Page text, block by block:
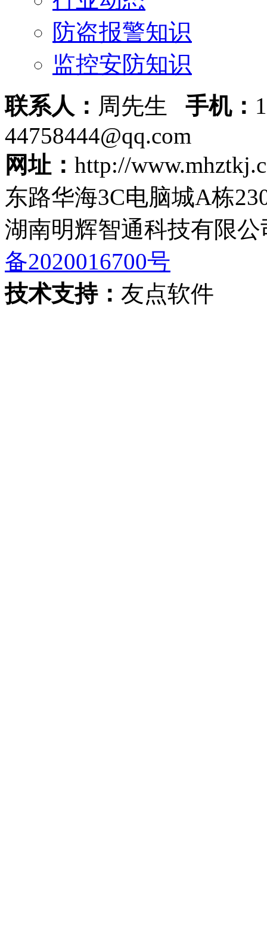
防盗报警知识
监控安防知识
联系人： 周先生 手机：
44758444@qq.com
网址： http://
东路华海3C电脑城A栋
湖南明辉智通科技有限
备2020016700号
技术支持： 友点软件